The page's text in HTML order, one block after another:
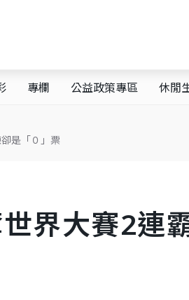
專欄 公益政策專區 休閒
是「０」票
界大賽2